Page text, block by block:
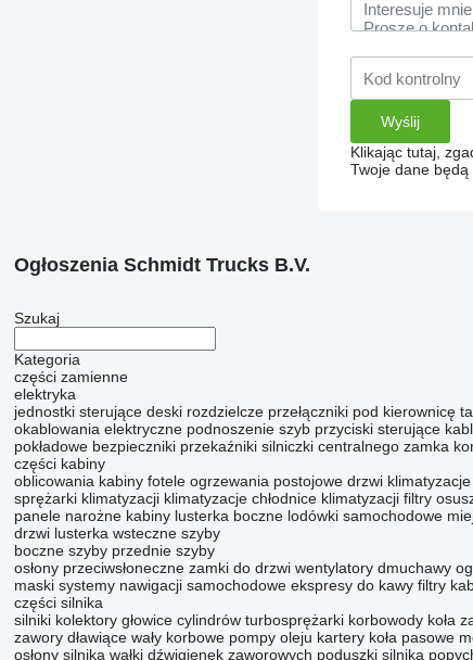
Klikając tutaj,
Twoje dane
Ogłoszenia Schmidt Trucks B.V.
Szukaj
Kategoria
części zamienne
elektryka
jednostki sterujące deski rozdzielcze przełączniki pod kierownicę
okablowania elektryczne podnoszenie szyb przyciski sterujące
pokładowe bezpieczniki przekaźniki silniczki centralnego zamka
części kabiny
oblicowania kabiny fotele ogrzewania postojowe drzwi
sprężarki klimatyzacji klimatyzacje chłodnice klimatyzacji filtry
panele narożne kabiny lusterka boczne lodówki samochodowe
drzwi lusterka wsteczne szyby
boczne szyby przednie szyby
osłony przeciwsłoneczne zamki do drzwi wentylatory dmuchawy
maski systemy nawigacji samochodowe ekspresy do kawy filtry
części silnika
silniki kolektory głowice cylindrów turbosprężarki korbowody koła
zawory dławiące wały korbowe pompy oleju kartery koła pasowe
osłony silnika wałki dźwigienek zaworowych poduszki silnika